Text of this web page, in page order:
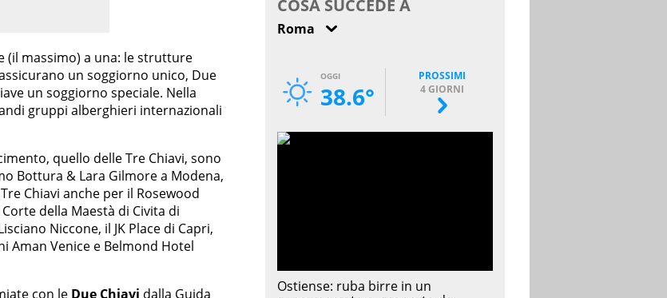
(il massimo) a una: le strutture
un soggiorno unico, Due
un soggiorno speciale. Nella
gruppi alberghieri internazionali
quello delle Tre Chiavi, sono
Bottura & Lara Gilmore a Modena,
Tre Chiavi anche per il Rosewood
della Maestà di Civita di
Niccone, il JK Place di Capri,
Aman Venice e Belmond Hotel
con le Due Chiavi dalla Guida